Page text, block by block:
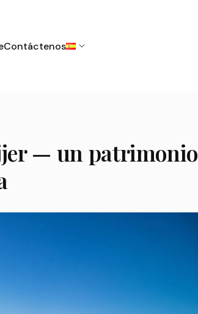
Contáctenos
— un patrimonio